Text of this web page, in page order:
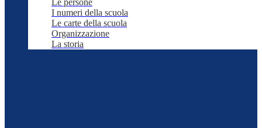
Le persone
I numeri della scuola
Le carte della scuola
Organizzazione
La storia